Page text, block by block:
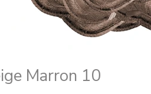
Marron 10